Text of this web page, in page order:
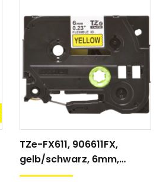
TZe-FX611, 906611FX,
gelb/schwarz, 6mm,
Schriftband